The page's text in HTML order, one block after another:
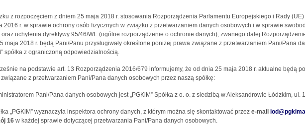
z rozpoczęciem z dniem 25 maja 2018 r. stosowania Rozporządzenia Parlamentu Europejskiego i Rady
2016 r. w sprawie ochrony osób fizycznych w związku z przetwarzaniem danych osobowych i w sprawie
oraz uchylenia dyrektywy 95/46/WE (ogólne rozporządzenie o ochronie danych), zwanego dalej
maja 2018 r. będą Pani/Panu przysługiwały określone poniżej prawa związane z przetwarzaniem Pani/Pana
spółka z ograniczoną odpowiedzialnością.
na podstawie art. 13 Rozporządzenia 2016/679 informujemy, że od dnia 25 maja 2018 r. aktualne będą
z przetwarzaniem Pani/Pana danych osobowych przez naszą spółkę:
Pani/Pana danych osobowych jest „PGKiM” Spółka z o. o. z siedzibą w Aleksandrowie Łódzkim, ul.
„PGKiM” wyznaczyła inspektora ochrony danych, z którym można się skontaktować przez e-mail
16 w każdej sprawie dotyczącej przetwarzania Pani/Pana danych osobowych.